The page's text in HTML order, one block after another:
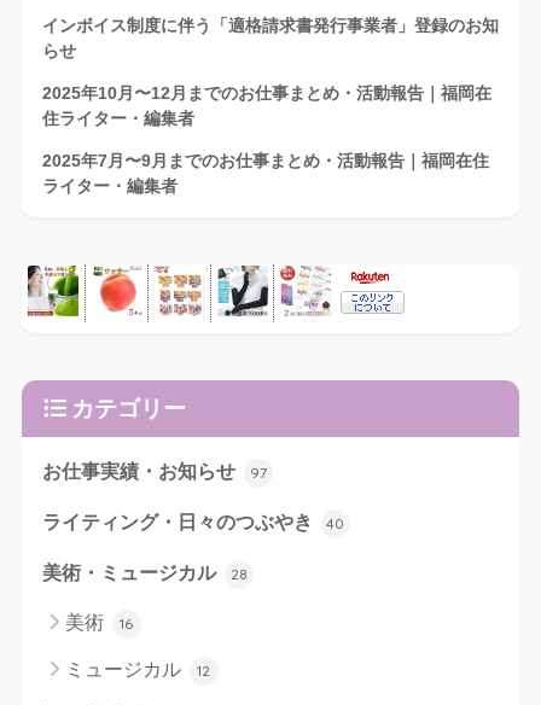
インボイス制度に伴う「適格請求書発行事業者」登録のお知
らせ
2025年10月〜12月までのお仕事まとめ・活動報告｜福岡在
住ライター・編集者
2025年7月〜9月までのお仕事まとめ・活動報告｜福岡在住
ライター・編集者
カテゴリー
お仕事実績・お知らせ 97
ライティング・日々のつぶやき 40
美術・ミュージカル 28
美術 16
ミュージカル 12